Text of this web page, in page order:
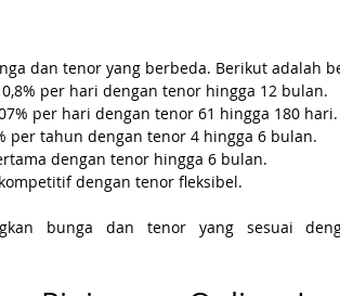
dan tenor yang berbeda. Berikut adalah
per hari dengan tenor hingga 12 bulan.
per hari dengan tenor 61 hingga 180 hari.
per tahun dengan tenor 4 hingga 6 bulan.
dengan tenor hingga 6 bulan.
dengan tenor fleksibel.
bunga dan tenor yang sesuai